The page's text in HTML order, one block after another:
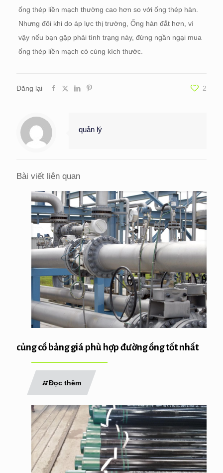
ống thép liền mạch thường cao hơn so với ống thép hàn.
Nhưng đôi khi do áp lực thị trường, Ống hàn đắt hơn, vì
vậy nếu bạn gặp phải tình trạng này, đừng ngần ngại mua
ống thép liền mạch có cùng kích thước.
Đăng lại 2
quản lý
Bài viết liên quan
củng cố bảng giá phù hợp đường ống tốt nhất
Đọc thêm